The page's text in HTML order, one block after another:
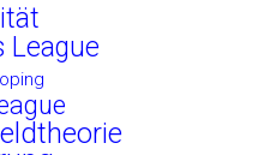
League